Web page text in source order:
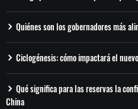
Quiénes son los gobernadores más
Ciclogénesis: cómo impactará el
Qué significa para las reservas la
China